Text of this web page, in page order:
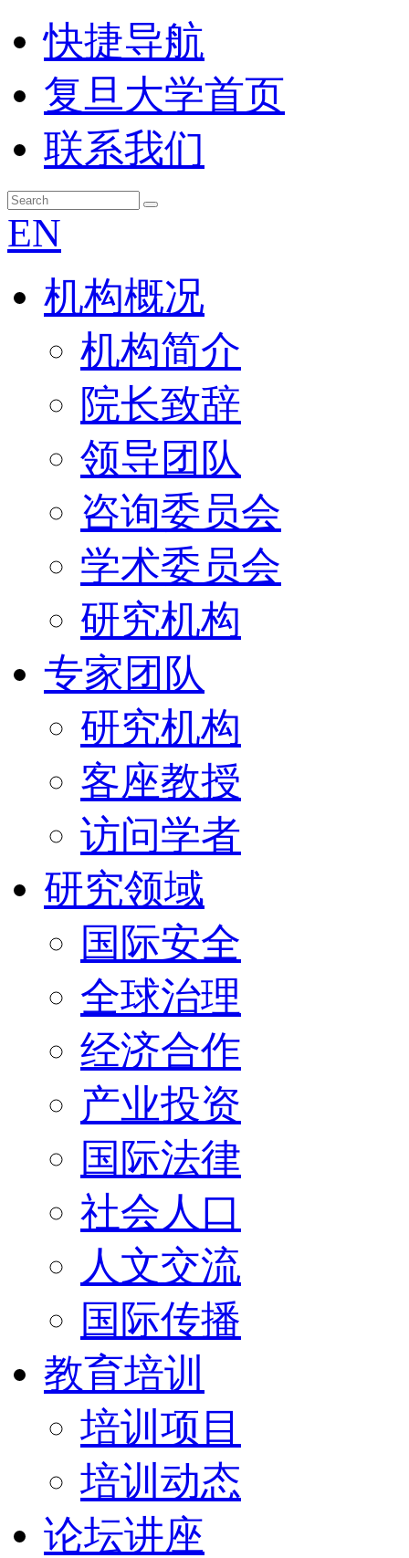
快捷导航
复旦大学首页
联系我们
EN
机构概况
机构简介
院长致辞
领导团队
咨询委员会
学术委员会
研究机构
专家团队
研究机构
客座教授
访问学者
研究领域
国际安全
全球治理
经济合作
产业投资
国际法律
社会人口
人文交流
国际传播
教育培训
培训项目
培训动态
论坛讲座